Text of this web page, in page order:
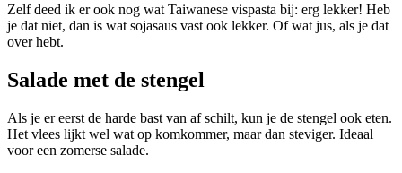
Zelf deed ik er ook nog wat Taiwanese vispasta bij: erg lekker! Heb
je dat niet, dan is wat sojasaus vast ook lekker. Of wat jus, als je dat
over hebt.
Salade met de stengel
Als je er eerst de harde bast van af schilt, kun je de stengel ook eten.
Het vlees lijkt wel wat op komkommer, maar dan steviger. Ideaal
voor een zomerse salade.